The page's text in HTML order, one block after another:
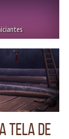
tela de